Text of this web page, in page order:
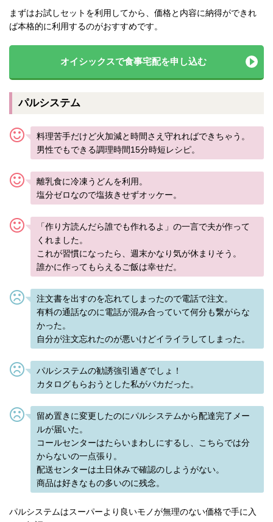
まずはお試しセットを利用してから、価格と内容に納得ができれ
ば本格的に利用するのがおすすめです。
オイシックスで食事宅配を申し込む
パルシステム
料理苦手だけど火加減と時間さえ守れればできちゃう。
男性でもできる調理時間15分時短レシピ。
離乳食に冷凍うどんを利用。
塩分ゼロなので塩抜きせずオッケー。
「作り方読んだら誰でも作れるよ」の一言で夫が作って
くれました。
これが習慣になったら、週末かなり気が休まりそう。
誰かに作ってもらえるご飯は幸せだ。
注文書を出すのを忘れてしまったので電話で注文。
有料の通話なのに電話が混み合っていて何分も繋がらな
かった。
自分が注文忘れたのが悪いけどイライラしてしまった。
パルシステムの勧誘強引過ぎでしょ！
カタログもらおうとした私がバカだった。
留め置きに変更したのにパルシステムから配達完了メー
ルが届いた。
コールセンターはたらいまわしにするし、こちらでは分
からないの一点張り。
配送センターは土日休みで確認のしようがない。
商品は好きなもの多いのに残念。
パルシステムはスーパーより良いモノが無理のない価格で手に入